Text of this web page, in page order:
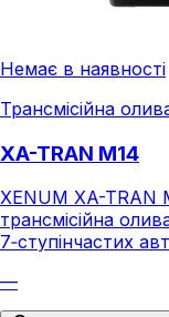
Немає в наявності
Трансмісійна
XA-TRAN M14
XENUM XA-TRAN
трансмісійна
7‑ступінчастих
—